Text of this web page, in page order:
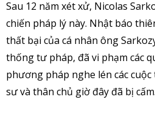
Sau 12 năm xét xử, Nicolas
chiến pháp lý này. Nhật báo
thất bại của cá nhân ông
thống tư pháp, đã vi phạm các
phương pháp nghe lén các
sư và thân chủ giờ đây đã bị cấm.